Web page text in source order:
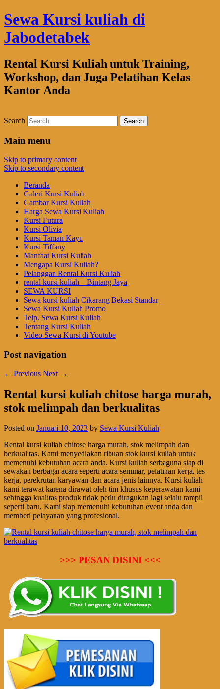
Sewa Kursi kuliah di
Jabodetabek
Rental Kursi Kuliah untuk Training,
Workshop, dan Juga Pelatihan Kelas
Kantor Anda
Search
Main menu
Skip to primary content
Skip to secondary content
Beranda
Galeri Kursi Kuliah
Gambar Kursi Kuliah
Harga Sewa Kursi Kuliah
Kursi Futura
Kursi Olivia
Kursi Taman Kayu
Kursi Tiffany
Manfaat Kursi Kuliah
Mengapa Kursi Kuliah?
Pelanggan Rental Kursi Kuliah
rental kursi kuliah – Bintang Jaya
SEWA KURSI
Sewa kursi kuliah Cikarang Bekasi Standar
Sewa Kursi Kuliah Promo
Telp. Sewa Kursi Kuliah
Tentang Kursi Kuliah
Video Sewa Kursi di Youtube
Post navigation
← Previous Next →
Rental kursi kuliah chitose harga murah,
stok melimpah dan berkualitas
Posted on Januari 10, 2023 by Sewa Kursi Kuliah
Rental kursi kuliah chitose harga murah, stok melimpah dan
berkualitas. Kami menyediakan ribuan stok kursi kuliah untuk
memenuhi kebutuhan acara anda. Kursi kuliah serbaguna siap di
sewakan berbagai acara seperti acara seminar, pelatihan kerja, tes
kerja, perekrutan karyawan dan acara jenis lainnya. Kursi kuliah
kami terawat karena dirawat oleh tim khusus keperawatan kami
sehingga kualitas produk tidak perlu diragukan lagi selalu tampil
seperti baru, Kami siap memenuhi kebutuhan event anda dan
memberi pelayanan yang profesional.
>>> PESAN DISINI <<<